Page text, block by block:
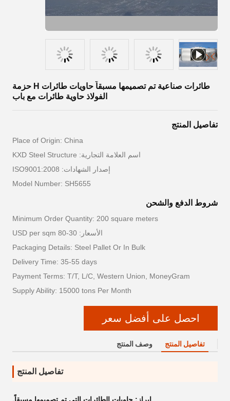
طائرات صناعية تم تصميمها مسبقاً حاويات طائرات H حزمة
الفولاذ حاوية طائرات مع باب
تفاصيل المنتج
Place of Origin: China
اسم العلامة التجارية: KXD Steel Structure
إصدار الشهادات: ISO9001:2008
Model Number: SH5655
شروط الدفع والشحن
Minimum Order Quantity: 200 square meters
الأسعار: 30-80 USD per sqm
Packaging Details: Steel Pallet Or In Bulk
Delivery Time: 35-55 days
Payment Terms: T/T, L/C, Western Union, MoneyGram
Supply Ability: 15000 tons Per Month
احصل على أفضل سعر
تفاصيل المنتج وصف المنتج
تفاصيل المنتج